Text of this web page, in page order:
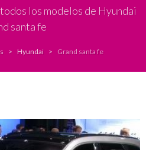
los modelos de Hyundai
santa fe
Hyundai Grand santa fe